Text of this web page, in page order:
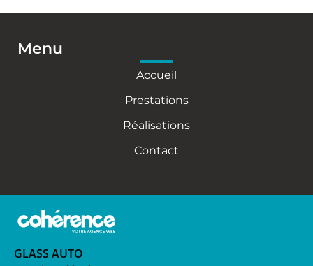
Menu
Accueil
Prestations
Réalisations
Contact
GLASS AUTO